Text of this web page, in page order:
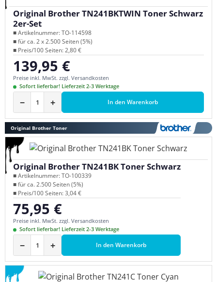
Original Brother TN241BKTWIN Toner Schwarz
2er-Set
■ Artikelnummer: TO-114598
■ für ca. 2 x 2.500 Seiten (5%)
■ Preis/100 Seiten: 2,80 €
Regulärer Preis:
139,95 €
Preise inkl. MwSt. zzgl. Versandkosten
Sofort lieferbar! Lieferzeit 2-3 Werktage
− + In den Warenkorb
Original Brother Toner
Original Brother TN241BK Toner Schwarz
■ Artikelnummer: TO-100339
■ für ca. 2.500 Seiten (5%)
■ Preis/100 Seiten: 3,04 €
Regulärer Preis:
75,95 €
Preise inkl. MwSt. zzgl. Versandkosten
Sofort lieferbar! Lieferzeit 2-3 Werktage
− + In den Warenkorb